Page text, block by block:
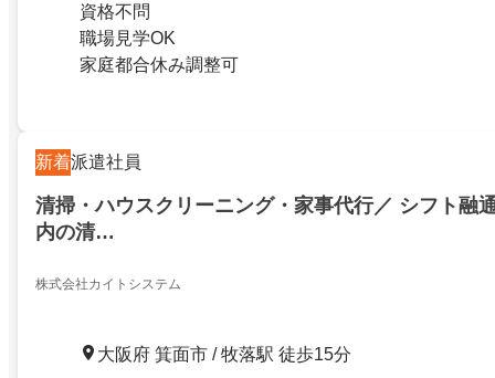
資格不問
職場見学OK
家庭都合休み調整可
新着派遣社員
清掃・ハウスクリーニング・家事代行／ シフト融
内の清…
株式会社カイトシステム
大阪府 箕面市 / 牧落駅 徒歩15分